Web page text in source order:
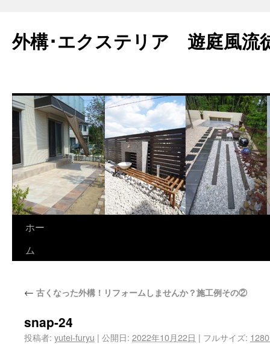
外構･エクステリア 遊庭風流
ホー
ム
← 古くなった外構！リフォームしませんか？施工例その②
snap-24
投稿者: yutei-furyu | 公開日: 2022年10月22日 | フルサイズ: